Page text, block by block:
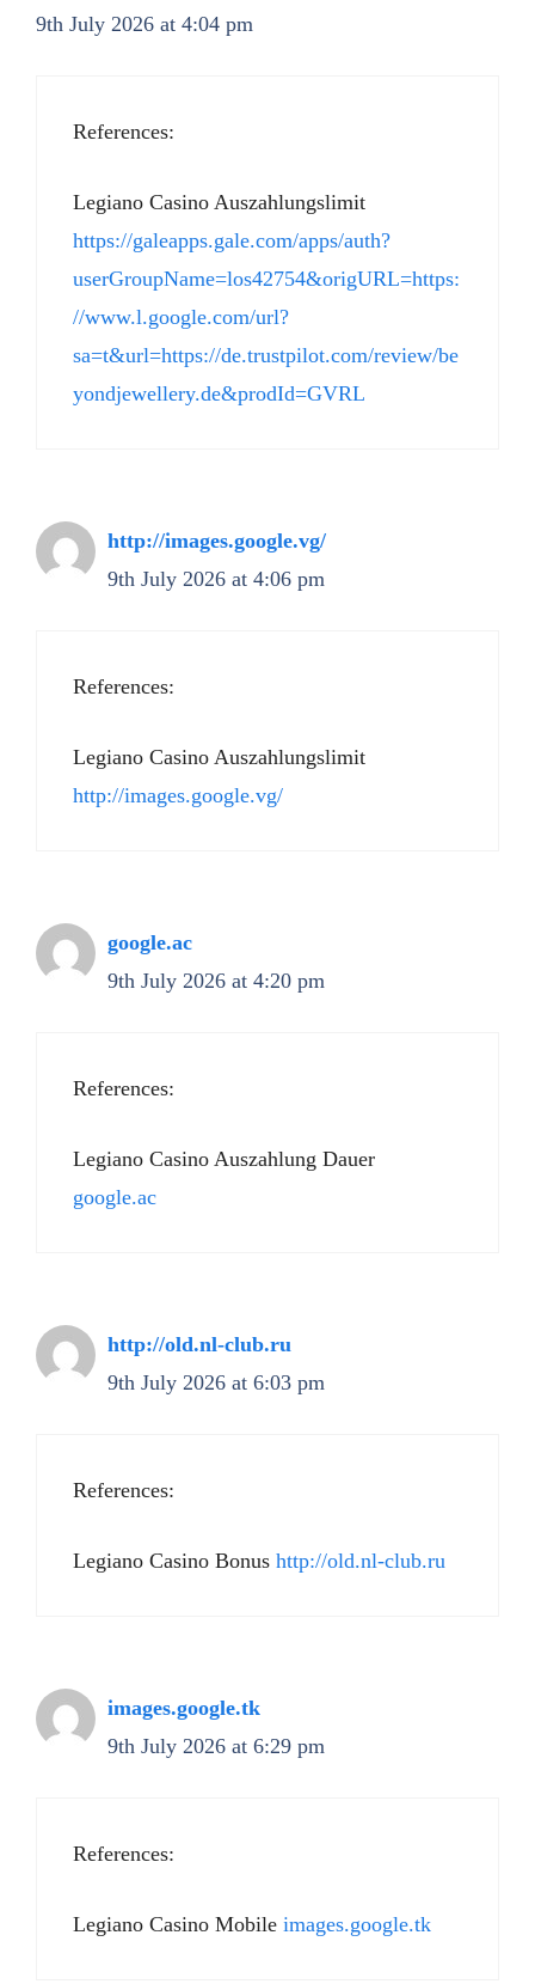
9th July 2026 at 4:04 pm
References:
Legiano Casino Auszahlungslimit
https://galeapps.gale.com/apps/auth?
userGroupName=los42754&origURL=https:
//www.l.google.com/url?
sa=t&url=https://de.trustpilot.com/review/be
yondjewellery.de&prodId=GVRL
http://images.google.vg/
9th July 2026 at 4:06 pm
References:
Legiano Casino Auszahlungslimit
http://images.google.vg/
google.ac
9th July 2026 at 4:20 pm
References:
Legiano Casino Auszahlung Dauer
google.ac
http://old.nl-club.ru
9th July 2026 at 6:03 pm
References:
Legiano Casino Bonus http://old.nl-club.ru
images.google.tk
9th July 2026 at 6:29 pm
References:
Legiano Casino Mobile images.google.tk